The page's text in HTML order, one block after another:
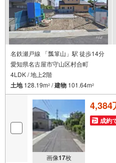
名鉄瀬戸線 「瓢箪山」駅 徒歩14分
愛知県名古屋市守山区村合町
4LDK / 地上2階
土地128.19m2 /建物 101.64m2
画像17枚
4,384
成約